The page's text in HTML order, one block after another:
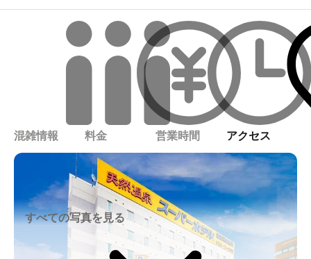
混雑情報 料金 営業時間 アクセス
すべての写真を見る